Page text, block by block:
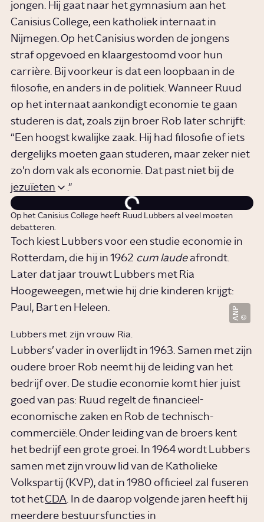
jongen. Hij gaat naar het gymnasium aan het
Canisius College, een katholiek internaat in
Nijmegen. Op het Canisius worden de jongens
straf opgevoed en klaargestoomd voor hun
carrière. Bij voorkeur is dat een loopbaan in de
filosofie, en anders in de politiek. Wanneer Ruud
op het internaat aankondigt economie te gaan
studeren is dat, zoals zijn broer Rob later schrijft:
“Een hoogst kwalijke zaak. Hij had filosofie of iets
dergelijks moeten gaan studeren, maar zeker niet
zo’n dom vak als economie. Dat past niet bij de
jezuïeten
."
Op het Canisius College heeft Ruud Lubbers al veel moeten
debatteren.
Toch kiest Lubbers voor een studie economie in
Rotterdam, die hij in 1962 cum laudeafrondt.
Later dat jaar trouwt Lubbers met Ria
Hoogeweegen, met wie hij drie kinderen krijgt:
Paul, Bart en Heleen.
ANP
Lubbers met zijn vrouw Ria.
Lubbers’ vader in overlijdt in 1963. Samen met zijn
oudere broer Rob neemt hij de leiding van het
bedrijf over. De studie economie komt hier juist
goed van pas: Ruud regelt de financieel-
economische zaken en Rob de technisch-
commerciële. Onder leiding van de broers kent
het bedrijf een grote groei. In 1964 wordt Lubbers
samen met zijn vrouw lid van de Katholieke
Volkspartij (KVP), dat in 1980 officieel zal fuseren
tot hetCDA . In de daarop volgende jaren heeft hij
meerdere bestuursfuncties in